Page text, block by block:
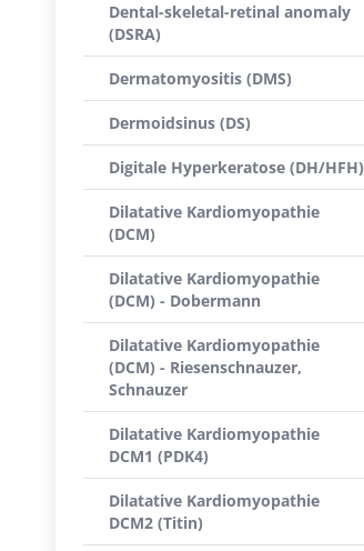
Dental-skeletal-retinal anomaly
(DSRA)
Dermatomyositis (DMS)
Dermoidsinus (DS)
Digitale Hyperkeratose (DH/HFH)
Dilatative Kardiomyopathie
(DCM)
Dilatative Kardiomyopathie
(DCM) - Dobermann
Dilatative Kardiomyopathie
(DCM) - Riesenschnauzer,
Schnauzer
Dilatative Kardiomyopathie
DCM1 (PDK4)
Dilatative Kardiomyopathie
DCM2 (Titin)